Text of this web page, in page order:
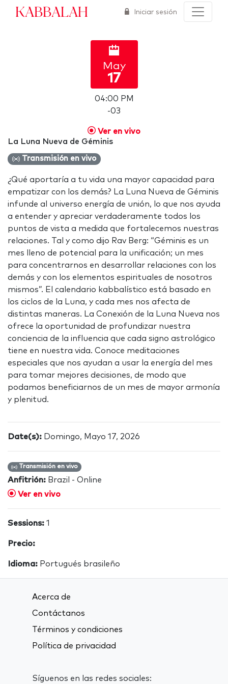
Kabbalah Iniciar sesión
May
17
04:00 PM
-03
Ver en vivo
La Luna Nueva de Géminis
Transmisión en vivo
¿Qué aportaría a tu vida una mayor capacidad para
empatizar con los demás? La Luna Nueva de Géminis
infunde al universo energía de unión, lo que nos ayuda
a entender y apreciar verdaderamente todos los
puntos de vista a medida que fortalecemos nuestras
relaciones. Tal y como dijo Rav Berg: “Géminis es un
mes lleno de potencial para la unificación; un mes
para concentrarnos en desarrollar relaciones con los
demás y con los elementos espirituales de nosotros
mismos”. El calendario kabbalístico está basado en
los ciclos de la Luna, y cada mes nos afecta de
distintas maneras. La Conexión de la Luna Nueva nos
ofrece la oportunidad de profundizar nuestra
conciencia de la influencia que cada signo astrológico
tiene en nuestra vida. Conoce meditaciones
especiales que nos ayudan a usar la energía del mes
para tomar mejores decisiones, de modo que
podamos beneficiarnos de un mes de mayor armonía
y plenitud.
Date(s): Domingo, Mayo 17, 2026
Transmisión en vivo
Anfitrión: Brazil - Online
Ver en vivo
Sessions: 1
Precio:
Idioma: Portugués brasileño
Acerca de
Contáctanos
Términos y condiciones
Política de privacidad
Síguenos en las redes sociales: